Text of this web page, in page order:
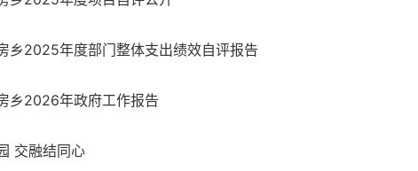
乡2025年度部门整体支出绩效自评报告
乡2026年政府工作报告
交融结同心